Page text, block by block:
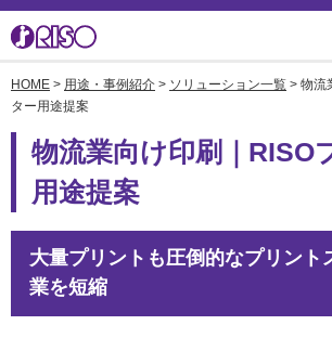
用途・事例紹介 トップ
導入事
素材ダ
サポート トップ
製品に
知る・学ぶTOP
広報誌
数字で
企業情報TOP
会社概
事業拠
HOME > 用途・事例紹介 > ソリューション一覧 > 物流
ター用途提案
物流業向け印刷｜RISO
用途提案
大量プリントも圧倒的なプリント
業を短縮